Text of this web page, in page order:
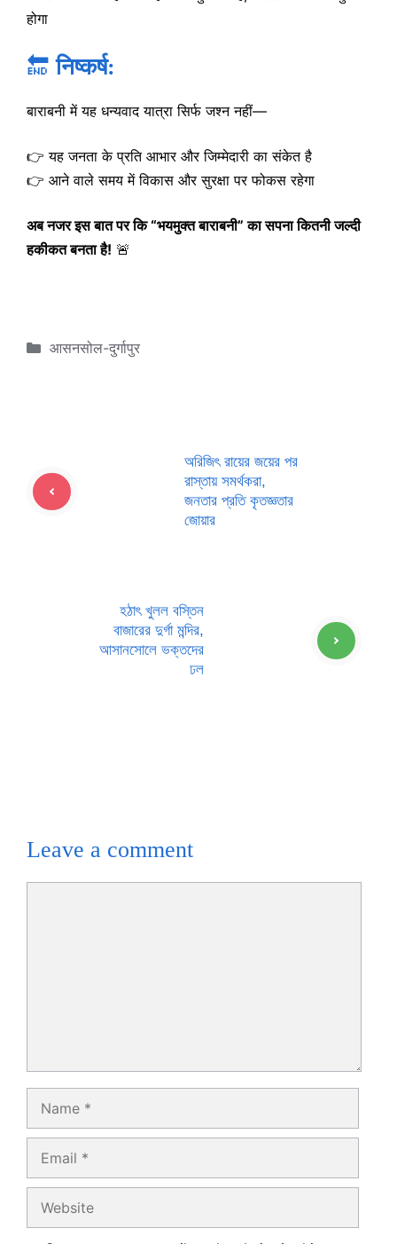
होगा
🔚निष्कर्ष:
बाराबनी में यह धन्यवाद यात्रा सिर्फ जश्न नहीं—
👉 यह जनता के प्रति आभार और जिम्मेदारी का संकेत है
👉 आने वाले समय में विकास और सुरक्षा पर फोकस रहेगा
अब नजर इस बात पर कि “भयमुक्त बाराबनी” का सपना कितनी जल्दी
हकीकत बनता है! 🚨
Categories
आसनसोल-दुर्गापुर
অরিজিৎ রায়ের জয়ের পর
রাস্তায় সমর্থকরা,
জনতার প্রতি কৃতজ্ঞতার
জোয়ার
হঠাৎ খুলল বস্তিন
বাজারের দুর্গা মন্দির,
আসানসোলে ভক্তদের
ঢল
Leave a comment
Name
Email
Website